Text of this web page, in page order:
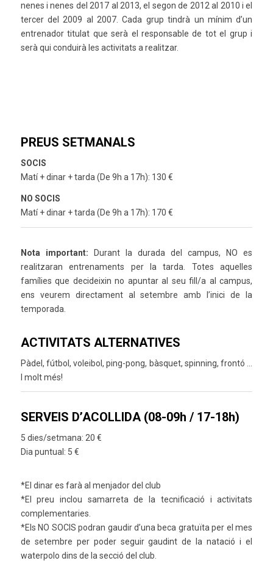
nenes i nenes del 2017 al 2013, el segon de 2012 al 2010 i el
tercer del 2009 al 2007. Cada grup tindrà un mínim d’un
entrenador titulat que serà el responsable de tot el grup i
serà qui conduirà les activitats a realitzar.
PREUS SETMANALS
SOCIS
Matí + dinar + tarda (De 9h a 17h): 130 €
NO SOCIS
Matí + dinar + tarda (De 9h a 17h): 170 €
Nota important: Durant la durada del campus, NO es
realitzaran entrenaments per la tarda. Totes aquelles
famílies que decideixin no apuntar al seu fill/a al campus,
ens veurem directament al setembre amb l’inici de la
temporada.
ACTIVITATS ALTERNATIVES
Pàdel, fútbol, voleibol, ping-pong, bàsquet, spinning, frontó …
I molt més!
SERVEIS D’ACOLLIDA (08-09h / 17-18h)
5 dies/setmana: 20 €
Dia puntual: 5 €
*El dinar es farà al menjador del club
*El preu inclou samarreta de la tecnificació i activitats
complementaries.
*Els NO SOCIS podran gaudir d’una beca gratuïta per el mes
de setembre per poder seguir gaudint de la natació i el
waterpolo dins de la secció del club.